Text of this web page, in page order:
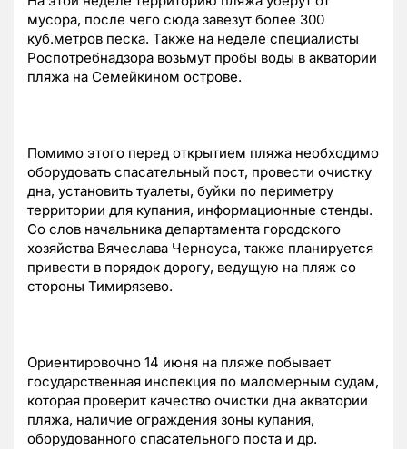
мусора, после чего сюда завезут более 300
куб.метров песка. Также на неделе специалисты
Роспотребнадзора возьмут пробы воды в акватории
пляжа на Семейкином острове.
Помимо этого перед открытием пляжа необходимо
оборудовать спасательный пост, провести очистку
дна, установить туалеты, буйки по периметру
территории для купания, информационные стенды.
Со слов начальника департамента городского
хозяйства Вячеслава Черноуса, также планируется
привести в порядок дорогу, ведущую на пляж со
стороны Тимирязево.
Ориентировочно 14 июня на пляже побывает
государственная инспекция по маломерным судам,
которая проверит качество очистки дна акватории
пляжа, наличие ограждения зоны купания,
оборудованного спасательного поста и др.